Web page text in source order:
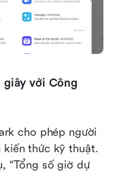
giây với Công
cho phép người
thức kỹ thuật.
“Tổng số giờ dự